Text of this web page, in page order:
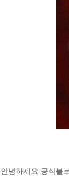
안녕하세요 공식블